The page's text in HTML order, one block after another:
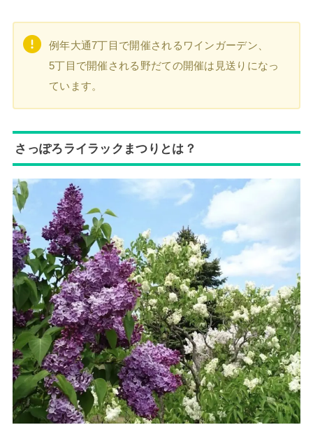
例年大通7丁目で開催されるワインガーデン、
5丁目で開催される野だての開催は見送りになっ
ています。
さっぽろライラックまつりとは？